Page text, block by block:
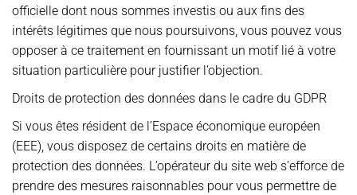
officielle dont nous sommes investis ou aux fins des
intérêts légitimes que nous poursuivons, vous pouvez vous
opposer à ce traitement en fournissant un motif lié à votre
situation particulière pour justifier l’objection.
Droits de protection des données dans le cadre du GDPR
Si vous êtes résident de l’Espace économique européen
(EEE), vous disposez de certains droits en matière de
protection des données. L’opérateur du site web s’efforce de
prendre des mesures raisonnables pour vous permettre de